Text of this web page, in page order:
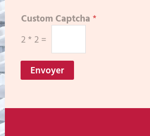
Custom Captcha *
2* 2 =
Envoyer